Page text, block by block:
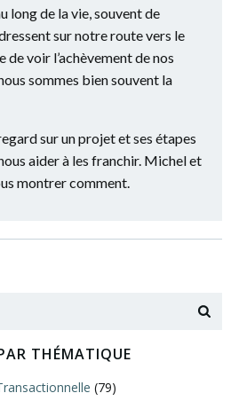
long de la vie, souvent de
sur notre route vers le
de voir l’achèvement de nos
sommes bien souvent la
sur un projet et ses étapes
aider à les franchir. Michel et
montrer comment.
THÉMATIQUE
(79)